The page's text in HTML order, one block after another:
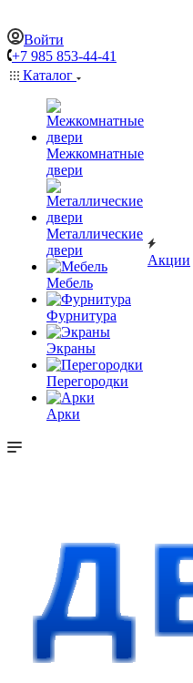
Войти
+7 985 853-44-41
Каталог
Межкомнатные
двери
Металлические
двери
Мебель
Фурнитура
Экраны
Перегородки
Арки
Акции